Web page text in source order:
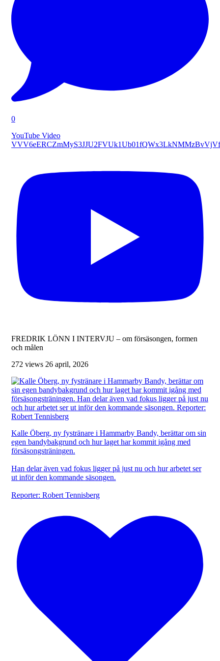
0
YouTube Video
FREDRIK LÖNN I INTERVJU – om försäsongen, formen
och målen
272 views 26 april, 2026
Kalle Öberg, ny fystränare i Hammarby Bandy, berättar om sin
egen bandybakgrund och hur laget har kommit igång med
försäsongsträningen.
Han delar även vad fokus ligger på just nu och hur arbetet ser
ut inför den kommande säsongen.
Reporter: Robert Tennisberg